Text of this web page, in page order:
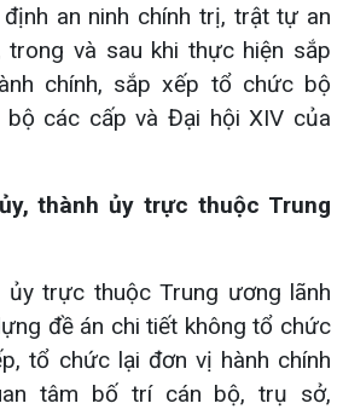
an ninh chính trị, trật tự an
và sau khi thực hiện sắp
chính, sắp xếp tổ chức bộ
bộ các cấp và Đại hội XIV của
thành ủy trực thuộc Trung
ủy trực thuộc Trung ương lãnh
đề án chi tiết không tổ chức
tổ chức lại đơn vị hành chính
tâm bố trí cán bộ, trụ sở,